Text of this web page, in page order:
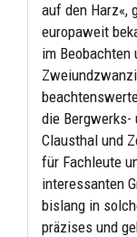
auf den Harz«,
europaweit
im Beobachten
die Bergwerks-
Clausthal und
für Fachleute
interessanten
bislang in
präzises und